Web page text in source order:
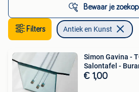
Bewaar je
Filters Antiek en Kunst
Simon Gavina -
Salontafel -
€ 1,00